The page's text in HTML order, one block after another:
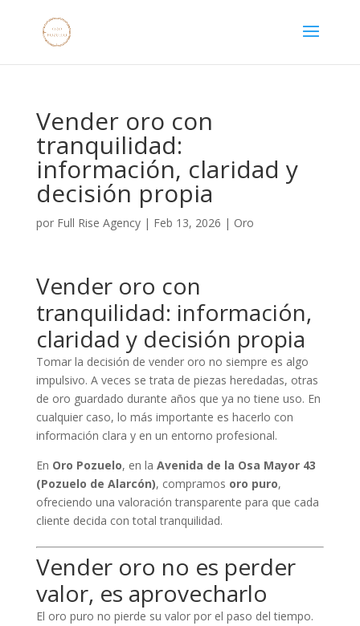
Vender oro con
tranquilidad:
información, claridad y
decisión propia
por Full Rise Agency| Feb 13, 2026 | Oro
Vender oro con
tranquilidad: información,
claridad y decisión propia
Tomar la decisión de vender oro no siempre es algo
impulsivo. A veces se trata de piezas heredadas, otras
de oro guardado durante años que ya no tiene uso. En
cualquier caso, lo más importante es hacerlo con
información clara y en un entorno profesional.
En Oro Pozuelo, en la Avenida de la Osa Mayor 43
(Pozuelo de Alarcón), compramos oro puro,
ofreciendo una valoración transparente para que cada
cliente decida con total tranquilidad.
Vender oro no es perder
valor, es aprovecharlo
El oro puro no pierde su valor por el paso del tiempo.